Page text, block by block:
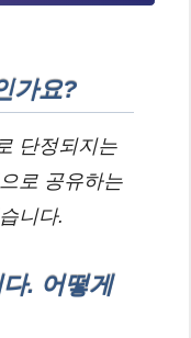
가요?
단정되지는
로 공유하는
니다.
. 어떻게